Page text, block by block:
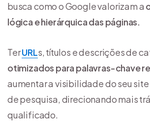
busca como o Google valorizam a
lógica e hierárquica das páginas.
TerURLs, títulos e descrições de
otimizados para palavras-chave
aumentar a visibilidade do seu
de pesquisa, direcionando mais
qualificado.